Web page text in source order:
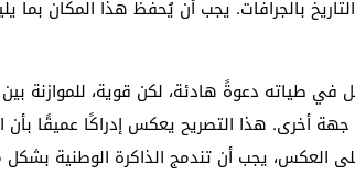
بالجرافات. يجب أن يُحفظ هذا المكان بما
في طياته دعوةً هادئة، لكن قوية، للموازنة
أخرى. هذا التصريح يعكس إدراكًا عميقًا بأن
يجب أن تندمج الذاكرة الوطنية بشكل